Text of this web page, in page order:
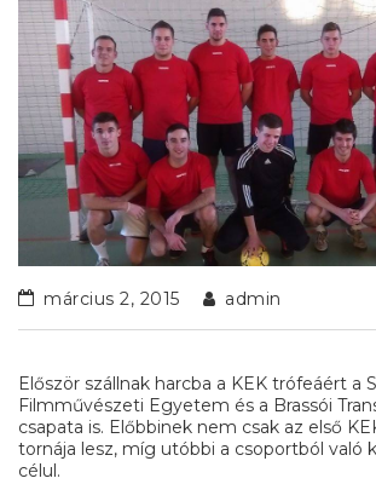
március 2, 2015 admin
Először szállnak harcba a KEK trófeáért a
Filmművészeti Egyetem és a Brassói
csapata is. Előbbinek nem csak az első
tornája lesz, míg utóbbi a csoportból való
célul.